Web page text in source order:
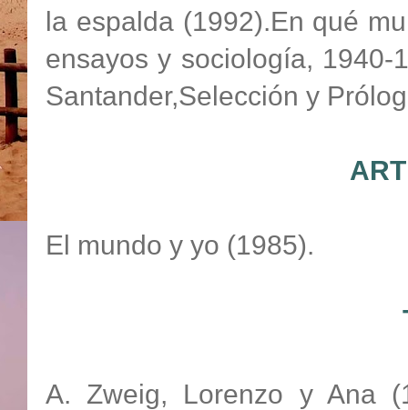
la espalda (1992).En qué
ensayos y sociología, 1940-
Santander,Selección y
El mundo y yo (1985).
A. Zweig, Lorenzo y Ana